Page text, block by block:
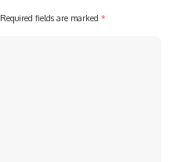
Required fields are marked *